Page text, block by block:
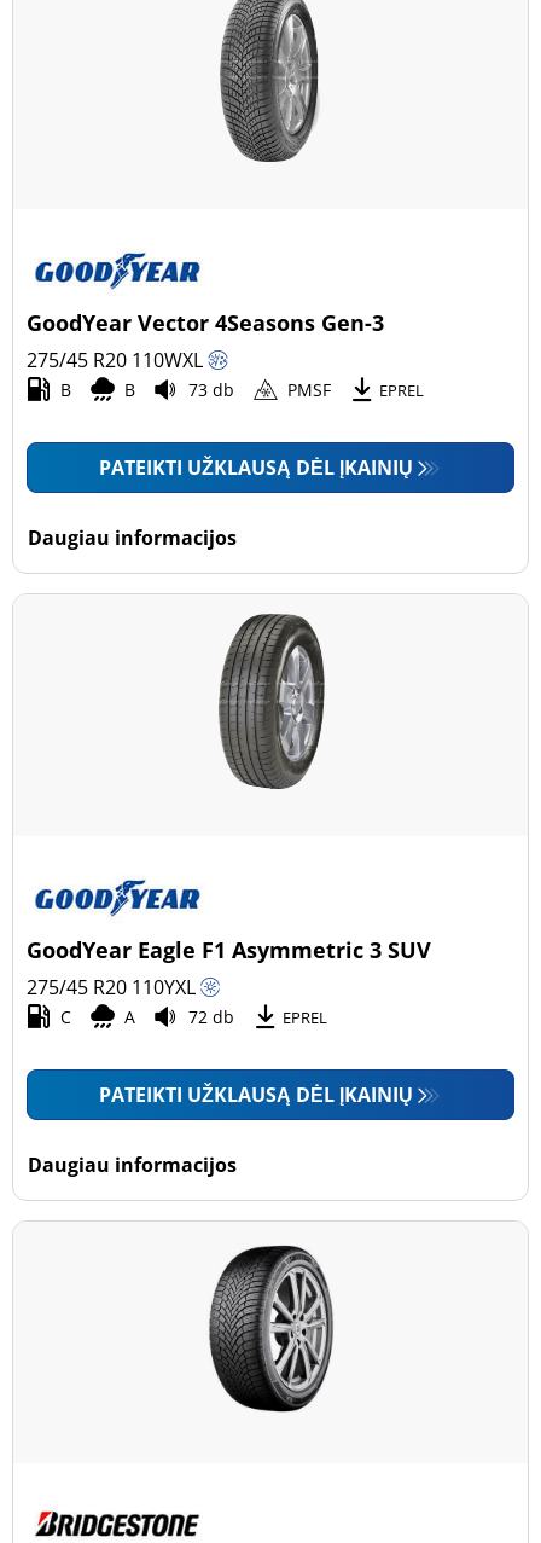
GoodYear Vector 4Seasons Gen-3
275/45 R20 110WXL
B B 73 db PMSF EPREL
PATEIKTI UŽKLAUSĄ DĖL ĮKAINIŲ
Daugiau informacijos
GoodYear Eagle F1 Asymmetric 3 SUV
275/45 R20 110YXL
C A 72 db EPREL
PATEIKTI UŽKLAUSĄ DĖL ĮKAINIŲ
Daugiau informacijos